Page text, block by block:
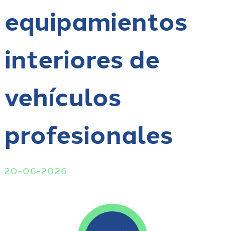
equipamientos
interiores de
vehículos
profesionales
20-06-2026